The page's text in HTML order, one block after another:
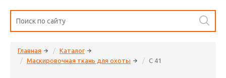
Главная
Каталог
Маскировочная ткань для охоты
C 41